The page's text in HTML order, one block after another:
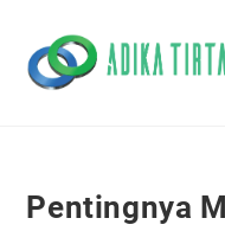
content
Pentingnya